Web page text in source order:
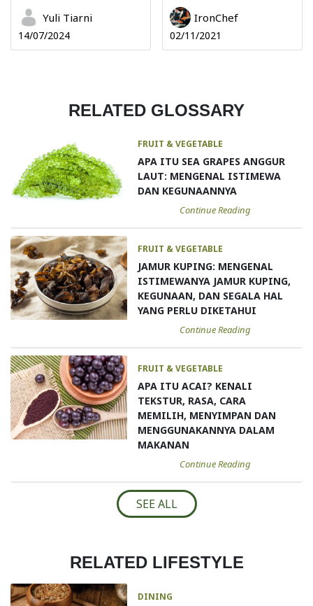
Yuli Tiarni
14/07/2024
IronChef
02/11/2021
RELATED GLOSSARY
FRUIT & VEGETABLE
APA ITU SEA GRAPES ANGGUR
LAUT: MENGENAL ISTIMEWA
DAN KEGUNAANNYA
Continue Reading
FRUIT & VEGETABLE
JAMUR KUPING: MENGENAL
ISTIMEWANYA JAMUR KUPING,
KEGUNAAN, DAN SEGALA HAL
YANG PERLU DIKETAHUI
Continue Reading
FRUIT & VEGETABLE
APA ITU ACAI? KENALI
TEKSTUR, RASA, CARA
MEMILIH, MENYIMPAN DAN
MENGGUNAKANNYA DALAM
MAKANAN
Continue Reading
SEE ALL
RELATED LIFESTYLE
DINING